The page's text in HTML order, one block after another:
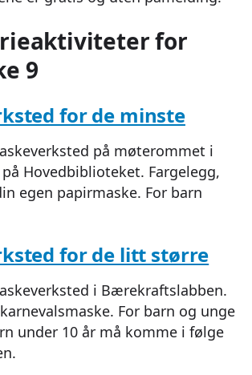
for
9
for de minste
på møterommet i
Hovedbiblioteket. Fargelegg,
egen papirmaske. For barn
for de litt større
i Bærekraftslabben.
For barn og unge
under 10 år må komme i følge